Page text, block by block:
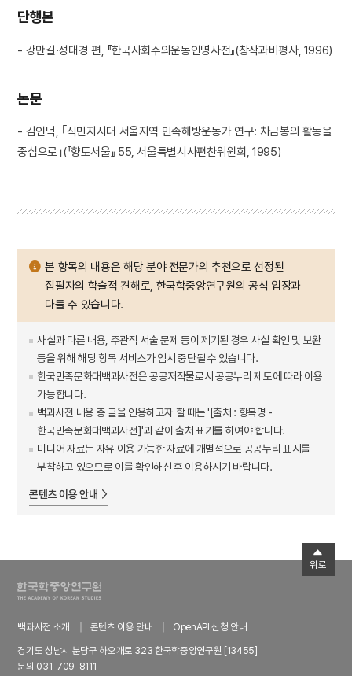
단행본
- 강만길·성대경 편, 『한국사회주의운동인명사전』(창작과비평사, 1996)
논문
- 김인덕, ｢식민지시대 서울지역 민족해방운동가 연구: 차금봉의 활동을
중심으로｣(『향토서울』 55, 서울특별시사편찬위원회, 1995)
본 항목의 내용은 해당 분야 전문가의 추천으로 선정된
집필자의 학술적 견해로, 한국학중앙연구원의 공식 입장과
다를 수 있습니다.
사실과 다른 내용, 주관적 서술 문제 등이 제기된 경우 사실 확인 및 보완
등을 위해 해당 항목 서비스가 임시 중단될 수 있습니다.
한국민족문화대백과사전은 공공저작물로서 공공누리 제도에 따라 이용
가능합니다.
백과사전 내용 중 글을 인용하고자 할 때는 '[출처 : 항목명 -
한국민족문화대백과사전]'과 같이 출처 표기를 하여야 합니다.
미디어 자료는 자유 이용 가능한 자료에 개별적으로 공공누리 표시를
부착하고 있으므로 이를 확인하신 후 이용하시기 바랍니다.
콘텐츠 이용 안내
백과사전 소개 콘텐츠 이용 안내
OpenAPI 신청 안내
경기도 성남시 분당구 하오개로 323 한국학중앙연구원 [13455]
문의 031-709-8111
위로